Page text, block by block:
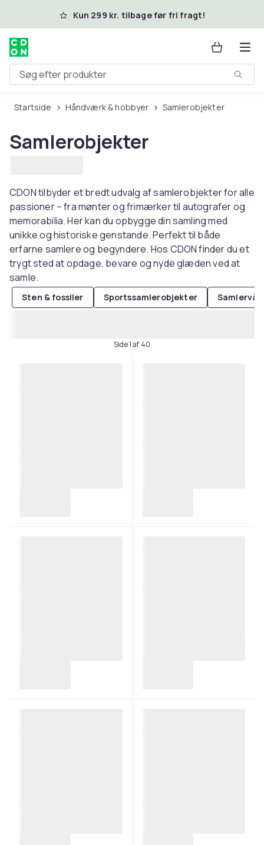
Spring til hovedindhold
Kun 299 kr. tilbage før fri fragt!
Søg efter produkter
Startside Håndværk & hobbyer Samlerobjekter
Samlerobjekter
CDON tilbyder et bredt udvalg af samlerobjekter for alle
passioner – fra mønter og frimærker til autografer og
memorabilia. Her kan du opbygge din samling med
unikke og historiske genstande. Perfekt til både
erfarne samlere og begyndere. Hos CDON finder du et
trygt sted at opdage, bevare og nyde glæden ved at
samle.
Sten & fossiler Sportssamlerobjekter
Side 1 af 40